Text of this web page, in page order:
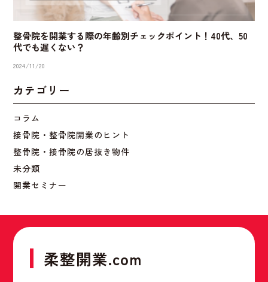
整骨院を開業する際の年齢別チェックポイント！40代、50
代でも遅くない？
2024/11/20
カテゴリー
コラム
接骨院・整骨院開業のヒント
整骨院・接骨院の居抜き物件
未分類
開業セミナー
柔整開業.com